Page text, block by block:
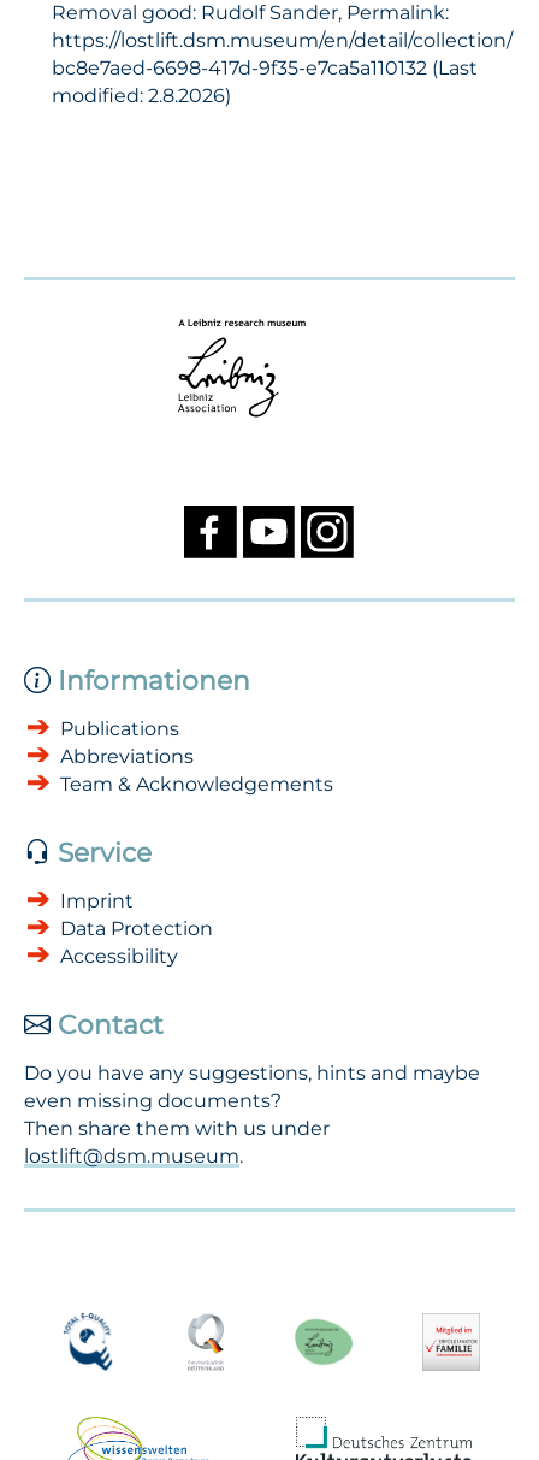
Removal good: Rudolf Sander, Permalink:
https://lostlift.dsm.museum/en/detail/collection/
bc8e7aed-6698-417d-9f35-e7ca5a110132 (Last
modified: 2.8.2026)
Informationen
Publications
Abbreviations
Team & Acknowledgements
Service
Imprint
Data Protection
Accessibility
Contact
Do you have any suggestions, hints and maybe
even missing documents?
Then share them with us under
lostlift@dsm.museum.